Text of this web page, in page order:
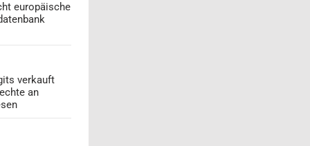
europäische
verkauft
an